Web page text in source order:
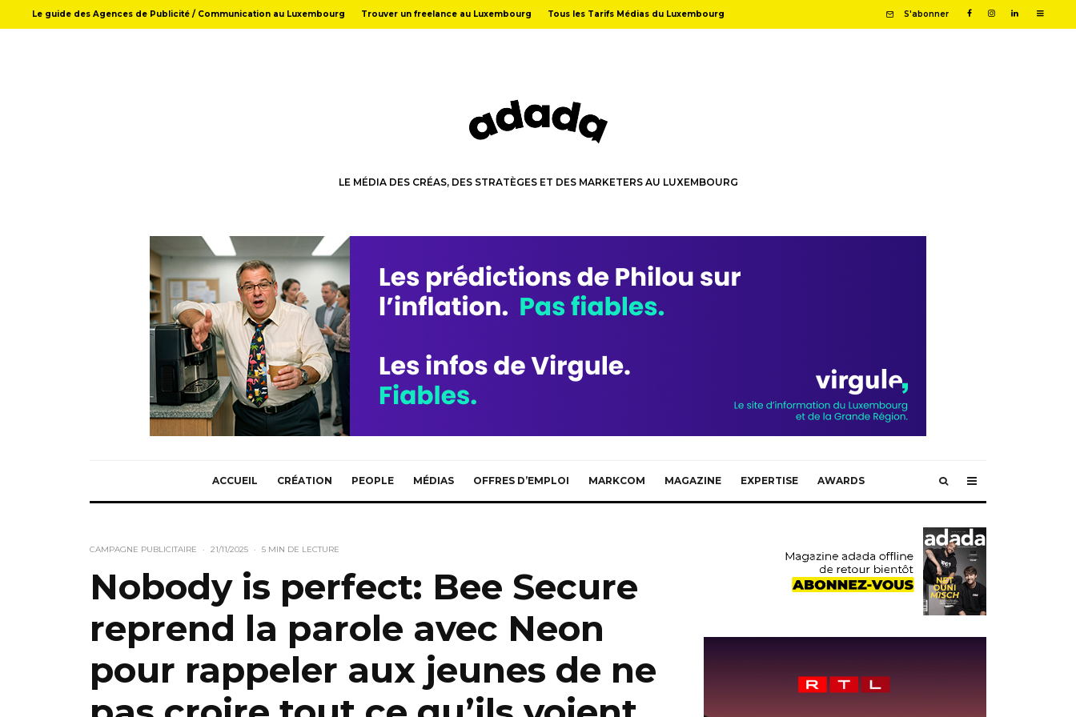
Le guide des Agences de Publicité / Communication au Luxembourg Trouver un freelance au Luxembourg Tous les Tarifs Médias du Luxembourg S'abonner
LE MÉDIA DES CRÉAS, DES STRATÈGES ET DES MARKETERS AU LUXEMBOURG
ACCUEIL CRÉATION PEOPLE MÉDIAS OFFRES D’EMPLOI MARKCOM MAGAZINE EXPERTISE AWARDS
CAMPAGNE PUBLICITAIRE · 21/11/2025 · 5 MIN DE LECTURE
Nobody is perfect: Bee Secure
reprend la parole avec Neon
pour rappeler aux jeunes de ne